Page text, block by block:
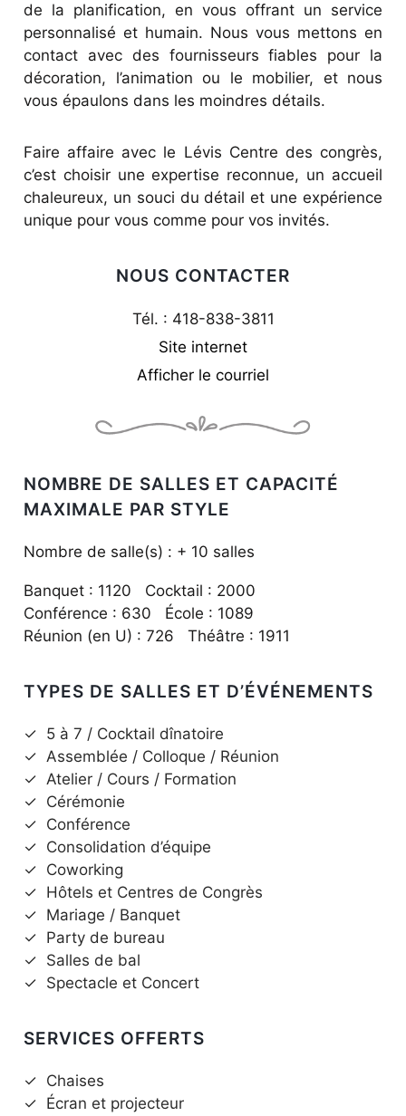
de la planification, en vous offrant un service
personnalisé et humain. Nous vous mettons en
contact avec des fournisseurs fiables pour la
décoration, l’animation ou le mobilier, et nous
vous épaulons dans les moindres détails.
Faire affaire avec le Lévis Centre des congrès,
c’est choisir une expertise reconnue, un accueil
chaleureux, un souci du détail et une expérience
unique pour vous comme pour vos invités.
NOUS CONTACTER
Tél. : 418-838-3811
Site internet
Afficher le courriel
NOMBRE DE SALLES ET CAPACITÉ
MAXIMALE PAR STYLE
Nombre de salle(s) : + 10 salles
Banquet : 1120 Cocktail : 2000
Conférence : 630 École : 1089
Réunion (en U) : 726 Théâtre : 1911
TYPES DE SALLES ET D’ÉVÉNEMENTS
✓ 5 à 7 / Cocktail dînatoire
✓ Assemblée / Colloque / Réunion
✓ Atelier / Cours / Formation
✓ Cérémonie
✓ Conférence
✓ Consolidation d’équipe
✓ Coworking
✓ Hôtels et Centres de Congrès
✓ Mariage / Banquet
✓ Party de bureau
✓ Salles de bal
✓ Spectacle et Concert
SERVICES OFFERTS
✓ Chaises
✓ Écran et projecteur